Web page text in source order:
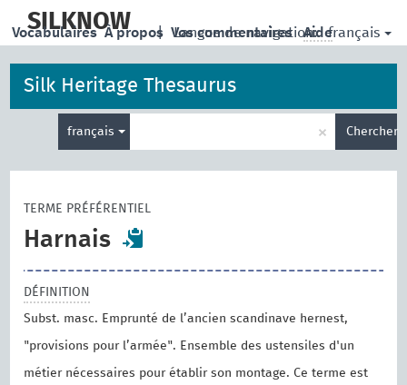
main
SILKNOW | Langue de navigation: français
Vocabulaires À propos Vos commentaires Aide
Silk Heritage Thesaurus
français
de
× Chercher
TERME PRÉFÉRENTIEL
Harnais
DÉFINITION
Subst. masc. Emprunté de l’ancien scandinave hernest,
"provisions pour l’armée". Ensemble des ustensiles d'un
métier nécessaires pour établir son montage. Ce terme est